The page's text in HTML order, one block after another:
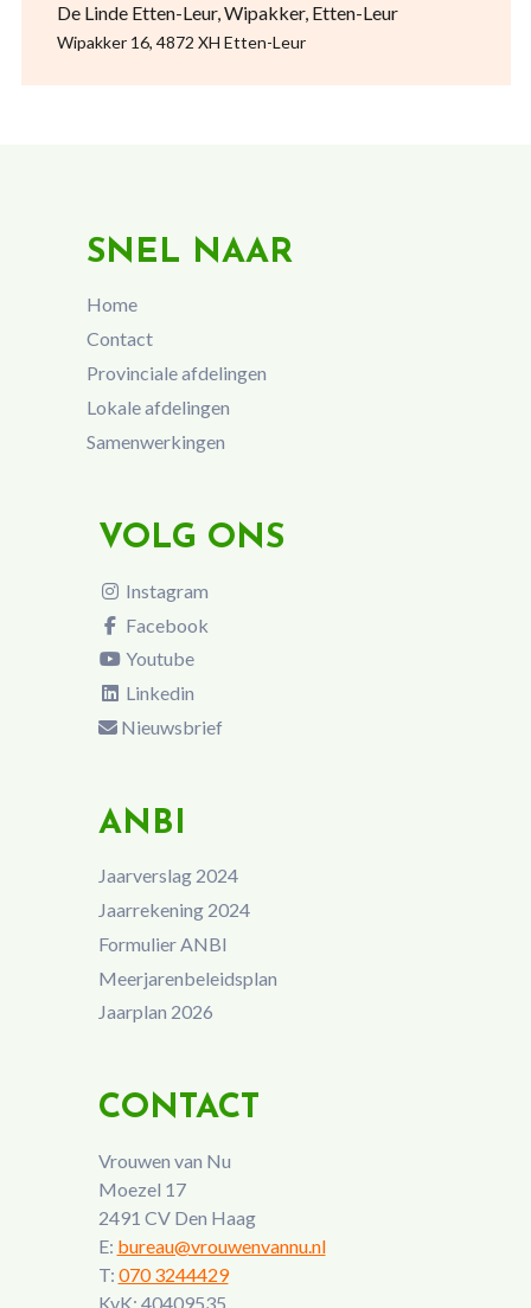
De Linde Etten-Leur, Wipakker, Etten-Leur
Wipakker 16, 4872 XH Etten-Leur
SNEL NAAR
Home
Contact
Provinciale afdelingen
Lokale afdelingen
Samenwerkingen
VOLG ONS
Instagram
Facebook
Youtube
Linkedin
Nieuwsbrief
ANBI
Jaarverslag 2024
Jaarrekening 2024
Formulier ANBI
Meerjarenbeleidsplan
Jaarplan 2026
CONTACT
Vrouwen van Nu
Moezel 17
2491 CV Den Haag
E: bureau@vrouwenvannu.nl
T: 070 3244429
KvK: 40409535